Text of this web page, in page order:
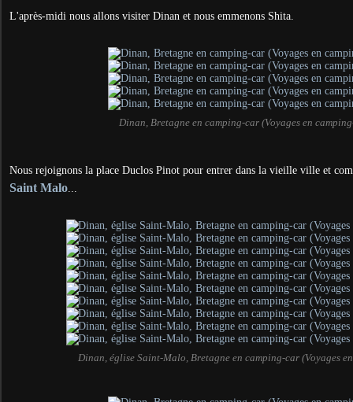
L'après-midi nous allons visiter Dinan et nous emmenons Shita.
Dinan, Bretagne en camping-car (Voyages en
Nous rejoignons la place Duclos Pinot pour entrer dans la vieille ville et
Saint Malo...
Dinan, église Saint-Malo, Bretagne en camping-car (Voyages